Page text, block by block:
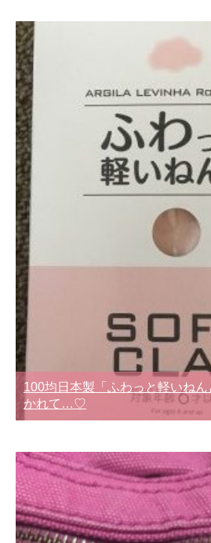
100均日本製「ふわっと軽いね
かれて…♡